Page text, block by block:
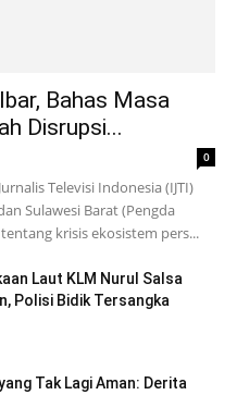
Bahas Masa
Disrupsi...
0
Televisi Indonesia (IJTI)
Sulawesi Barat (Pengda
krisis ekosistem pers...
Laut KLM Nurul Salsa
Polisi Bidik Tersangka
Tak Lagi Aman: Derita